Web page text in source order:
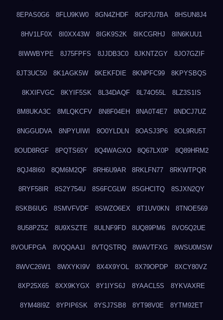
8EPAS0G6 8FLU9KW0 8GN4ZHDF 8GP2U7BA 8HSUN8J4
8HV1LF0X 8I0XX43W 8IGK9S2K 8IKCGRHJ 8IN6KUU1
8IWWBYPE 8J75FPFS 8JJDB3C0 8JKNTZGY 8JO7GZIF
8JT3UC50 8K1AGK5W 8KEKFDIE 8KNPFC99 8KPYSBQS
8KXIFVGC 8KYIF5SK 8L34DAQF 8L74O55L 8LZ3S1IS
8M8UKA3C 8MLQKCFV 8N8F04EH 8NA0T4E7 8NDCJ7UZ
8NGGUDVA 8NPYUIWI 8O0YLDLN 8OASJ3P6 8OL9RU5T
8OUD8RGF 8PQTS65Y 8Q4WAGXO 8Q67LX0P 8Q89HRM2
8QJ48I60 8QM6M2QF 8RH6U9AR 8RKLFN77 8RKWTPQR
8RYF58IR 8S2Y754U 8S6FCGLW 8SGHCITQ 8SJXN2QY
8SKB6IUG 8SMVFVDF 8SWZO6EX 8T1UV0KN 8TNOE569
8U58PZ5Z 8U9XSZTE 8ULNF9FD 8UQ89PM6 8VO5Q2UE
8VOUFPGA 8VQQAA1I 8VTQSTRQ 8WAVTFXG 8WSU0MSW
8WVC26W1 8WXYKI9V 8X4X9YOL 8X79OPDP 8XCY80VZ
8XP25X65 8XX9KYGX 8Y1IYS6J 8YAACL5S 8YKVAXRE
8YM48I9Z 8YPIP6SK 8YSJ7SB8 8YT98V0E 8YTM92ET